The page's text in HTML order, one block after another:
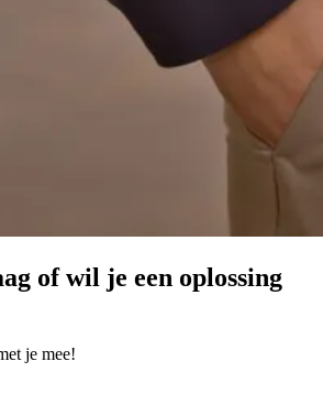
of wil je een oplossing
je mee!